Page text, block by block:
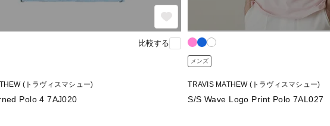
比較する
(トラヴィスマシュー)
Polo 4 7AJ020
メンズ
TRAVIS MATHEW (トラヴィスマシュー)
S/S Wave Logo Print Polo 7AL027